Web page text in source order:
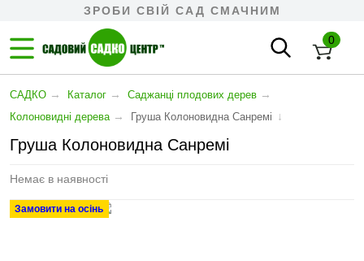
ЗРОБИ СВІЙ САД СМАЧНИМ
0
САДКО → Каталог → Cаджанці плодових дерев →
Колоновидні дерева → Груша Колоновидна Санремі ↓
Груша Колоновидна Санремі
Немає в наявності
Замовити на осінь